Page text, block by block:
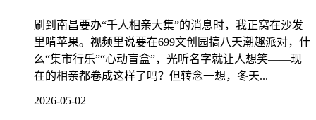
刷到南昌要办“千人相亲大集”的消息时，我正窝在沙发
里啃苹果。视频里说要在699文创园搞八天潮趣派对，什
么“集市行乐”“心动盲盒”，光听名字就让人想笑——现
在的相亲都卷成这样了吗？但转念一想，冬天...
2026-05-02